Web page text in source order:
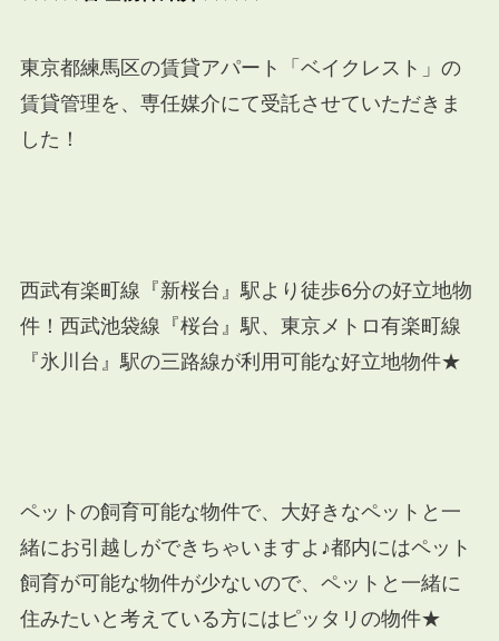
東京都練馬区の賃貸アパート「ベイクレスト」の
賃貸管理を、専任媒介にて受託させていただきま
した！
西武有楽町線『新桜台』駅より徒歩6分の好立地物
件！西武池袋線『桜台』駅、東京メトロ有楽町線
『氷川台』駅の三路線が利用可能な好立地物件★
ペットの飼育可能な物件で、大好きなペットと一
緒にお引越しができちゃいますよ♪都内にはペット
飼育が可能な物件が少ないので、ペットと一緒に
住みたいと考えている方にはピッタリの物件★